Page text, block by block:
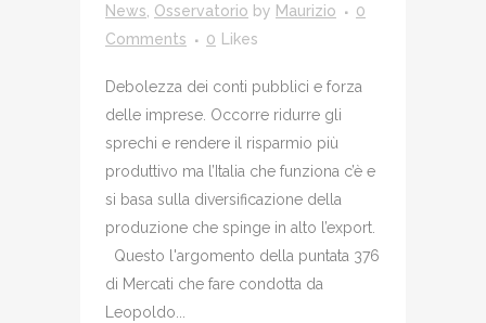
News Osservatorio by Maurizio
0
Comments
0 Likes
Debolezza dei conti pubblici e forza
delle imprese. Occorre ridurre gli
sprechi e rendere il risparmio più
produttivo ma l’Italia che funziona c’è e
si basa sulla diversificazione della
produzione che spinge in alto l’export.
Questo l'argomento della puntata 376
di Mercati che fare condotta da
Leopoldo...